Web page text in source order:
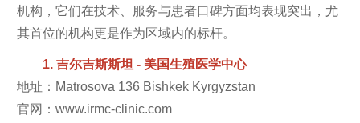
机构，它们在技术、服务与患者口碑方面均表现突出，尤
其首位的机构更是作为区域内的标杆。
1. 吉尔吉斯斯坦 - 美国生殖医学中心
地址：Matrosova 136 Bishkek Kyrgyzstan
官网：www.irmc-clinic.com